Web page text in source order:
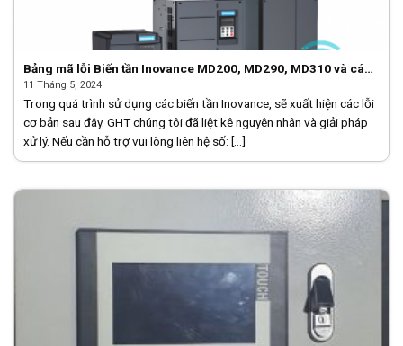
Bảng mã lỗi Biến tần Inovance MD200, MD290, MD310 và cách
khắc xử lý lỗi
11 Tháng 5, 2024
Trong quá trình sử dụng các biến tần Inovance, sẽ xuất hiện các lỗi
cơ bản sau đây. GHT chúng tôi đã liệt kê nguyên nhân và giải pháp
xử lý. Nếu cần hỗ trợ vui lòng liên hệ số: [...]